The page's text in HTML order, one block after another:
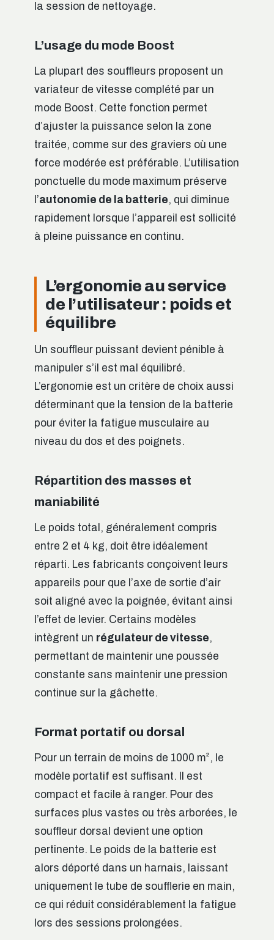
la session de nettoyage.
L’usage du mode Boost
La plupart des souffleurs proposent un
variateur de vitesse complété par un
mode Boost. Cette fonction permet
d’ajuster la puissance selon la zone
traitée, comme sur des graviers où une
force modérée est préférable. L’utilisation
ponctuelle du mode maximum préserve
l’autonomie de la batterie, qui diminue
rapidement lorsque l’appareil est sollicité
à pleine puissance en continu.
L’ergonomie au service
de l’utilisateur : poids et
équilibre
Un souffleur puissant devient pénible à
manipuler s’il est mal équilibré.
L’ergonomie est un critère de choix aussi
déterminant que la tension de la batterie
pour éviter la fatigue musculaire au
niveau du dos et des poignets.
Répartition des masses et
maniabilité
Le poids total, généralement compris
entre 2 et 4 kg, doit être idéalement
réparti. Les fabricants conçoivent leurs
appareils pour que l’axe de sortie d’air
soit aligné avec la poignée, évitant ainsi
l’effet de levier. Certains modèles
intègrent un régulateur de vitesse,
permettant de maintenir une poussée
constante sans maintenir une pression
continue sur la gâchette.
Format portatif ou dorsal
Pour un terrain de moins de 1000 m², le
modèle portatif est suffisant. Il est
compact et facile à ranger. Pour des
surfaces plus vastes ou très arborées, le
souffleur dorsal devient une option
pertinente. Le poids de la batterie est
alors déporté dans un harnais, laissant
uniquement le tube de soufflerie en main,
ce qui réduit considérablement la fatigue
lors des sessions prolongées.